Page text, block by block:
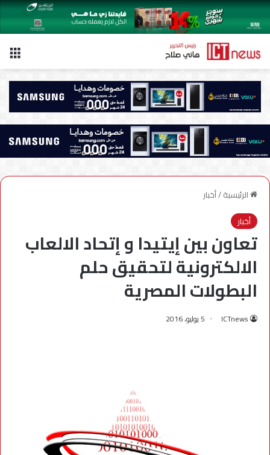
الرئيسية/أخبار
أخبار
تعاون بين إيتيدا و إتحاد الالعاب
الالكترونية لتحقيق حلم
البطولات المصرية
ICTnews 5 يوليو، 2016